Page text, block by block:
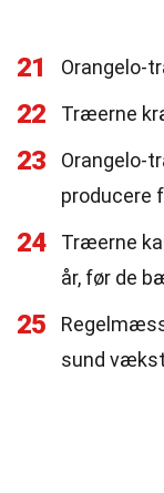
21 Orangelo-
22 Træerne
23
Orangelo-
producere
24
Træerne
år, før de
25
sund